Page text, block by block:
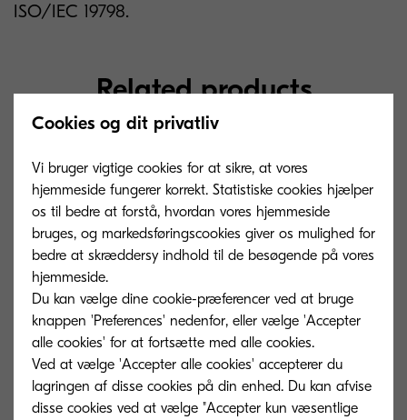
ISO/IEC 19798.
Related products
TK-5160C TK-5160M
Cookies og dit privatliv
Vi bruger vigtige cookies for at sikre, at vores
hjemmeside fungerer korrekt. Statistiske cookies hjælper
os til bedre at forstå, hvordan vores hjemmeside
bruges, og markedsføringscookies giver os mulighed for
bedre at skræddersy indhold til de besøgende på vores
hjemmeside.
Du kan vælge dine cookie-præferencer ved at bruge
knappen 'Preferences' nedenfor, eller vælge 'Accepter
alle cookies' for at fortsætte med alle cookies.
Ved at vælge 'Accepter alle cookies' accepterer du
lagringen af ​​disse cookies på din enhed. Du kan afvise
disse cookies ved at vælge "Accepter kun væsentlige